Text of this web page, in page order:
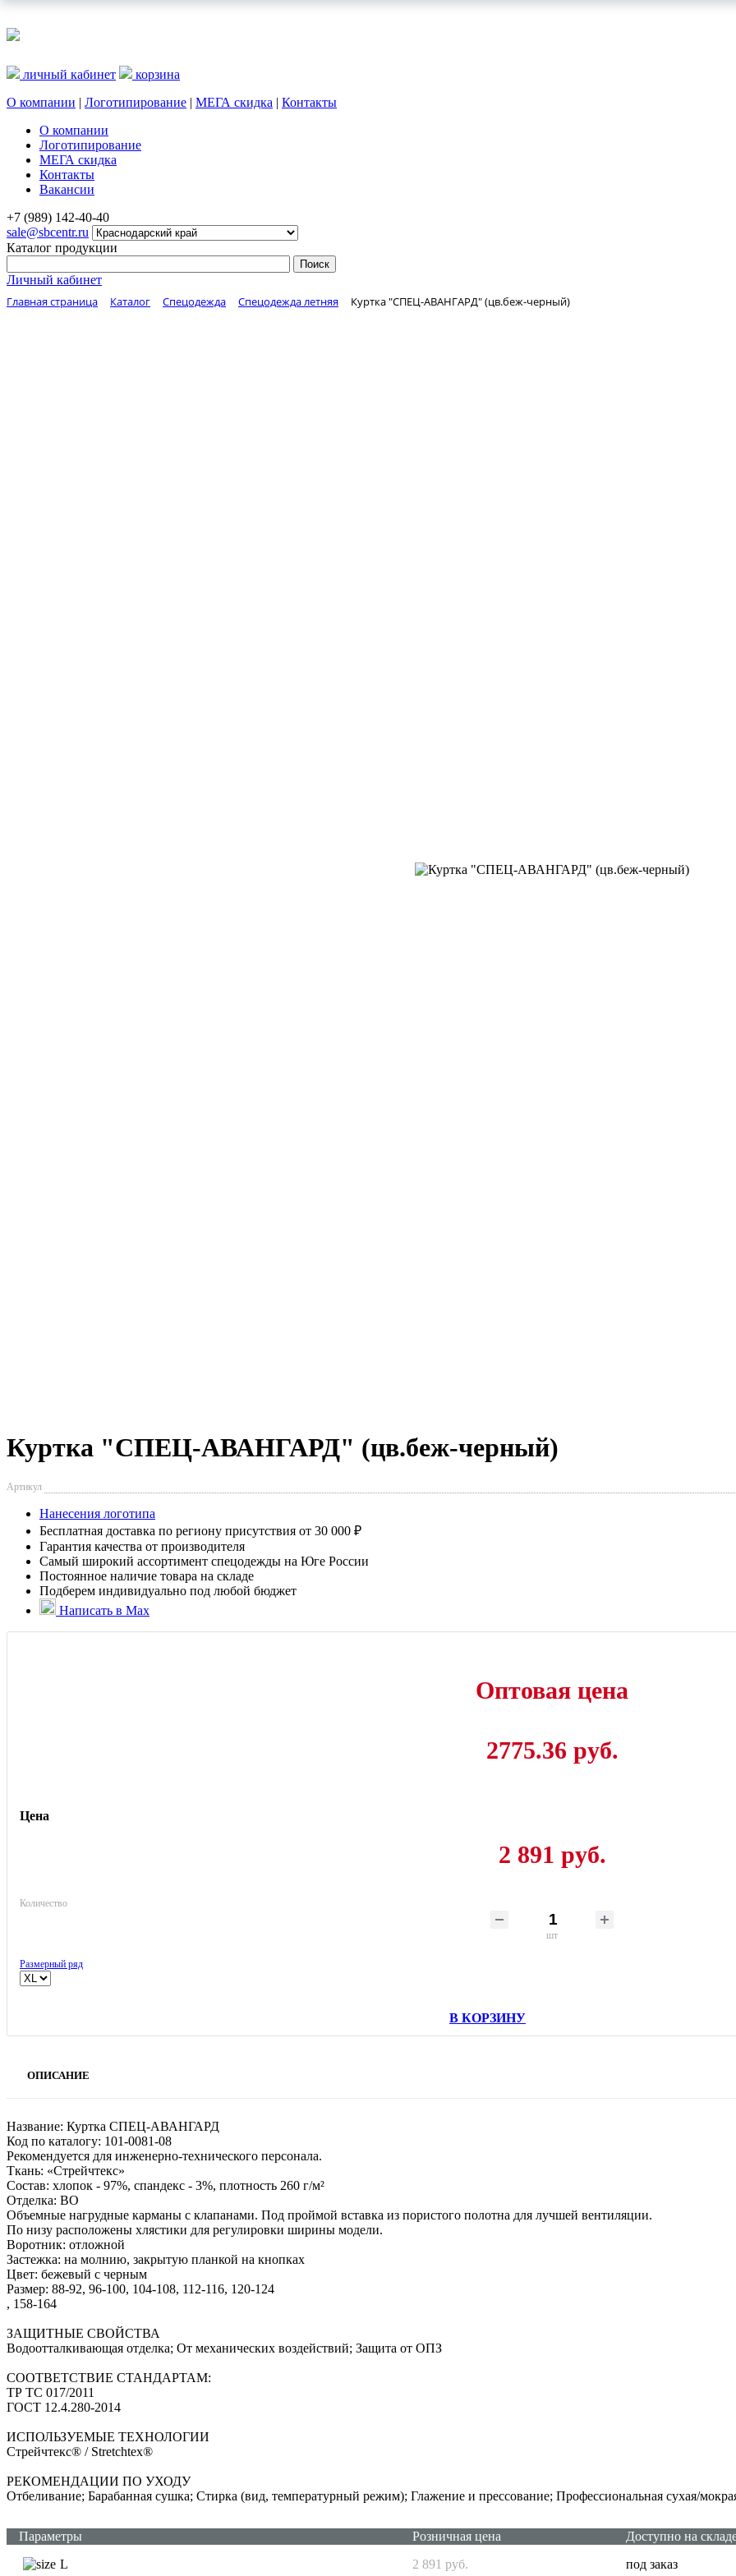
личный кабинет
корзина
О компании | Логотипирование | МЕГА скидка | Контакты
О компании
Логотипирование
МЕГА скидка
Контакты
Вакансии
+7 (989) 142-40-40
sale@sbcentr.ru
Каталог продукции
Личный кабинет
Главная страница Каталог Спецодежда Спецодежда летняя Куртка "СПЕЦ-АВАНГАРД" (цв.беж-черный)
Куртка "СПЕЦ-АВАНГАРД" (цв.беж-черный)
Артикул
Нанесения логотипа
Бесплатная доставка по региону присутствия от 30 000 ₽
Гарантия качества от производителя
Самый широкий ассортимент спецодежды на Юге России
Постоянное наличие товара на складе
Подберем индивидуально под любой бюджет
Написать в Max
Оптовая цена
2775.36 руб.
Цена
2 891 руб.
Количество
шт
Размерный ряд
В КОРЗИНУ
ОПИСАНИЕ
Название: Куртка СПЕЦ-АВАНГАРД
Код по каталогу: 101-0081-08
Рекомендуется для инженерно-технического персонала.
Ткань: «Стрейчтекс»
Состав: хлопок - 97%, спандекс - 3%, плотность 260 г/м²
Отделка: ВО
Объемные нагрудные карманы с клапанами. Под проймой вставка из пористого полотна для лучшей вентиляции.
По низу расположены хлястики для регулировки ширины модели.
Воротник: отложной
Застежка: на молнию, закрытую планкой на кнопках
Цвет: бежевый с черным
Размер: 88-92, 96-100, 104-108, 112-116, 120-124
, 158-164
ЗАЩИТНЫЕ СВОЙСТВА
Водоотталкивающая отделка; От механических воздействий; Защита от ОПЗ
СООТВЕТСТВИЕ СТАНДАРТАМ:
ТР ТС 017/2011
ГОСТ 12.4.280-2014
ИСПОЛЬЗУЕМЫЕ ТЕХНОЛОГИИ
Стрейчтекс® / Stretchtex®
РЕКОМЕНДАЦИИ ПО УХОДУ
Отбеливание; Барабанная сушка; Стирка (вид, температурный режим); Глажение и прессование; Профессиональная сухая/
Параметры Розничная цена Доступно на
L
2 891 руб. под заказ